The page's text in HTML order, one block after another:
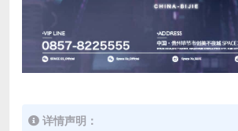
详情声明：